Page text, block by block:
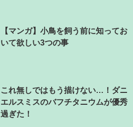
【マンガ】小鳥を飼う前に知ってお
いて欲しい3つの事
これ無しではもう描けない…！ダニ
エルスミスのバフチタニウムが優秀
過ぎた！